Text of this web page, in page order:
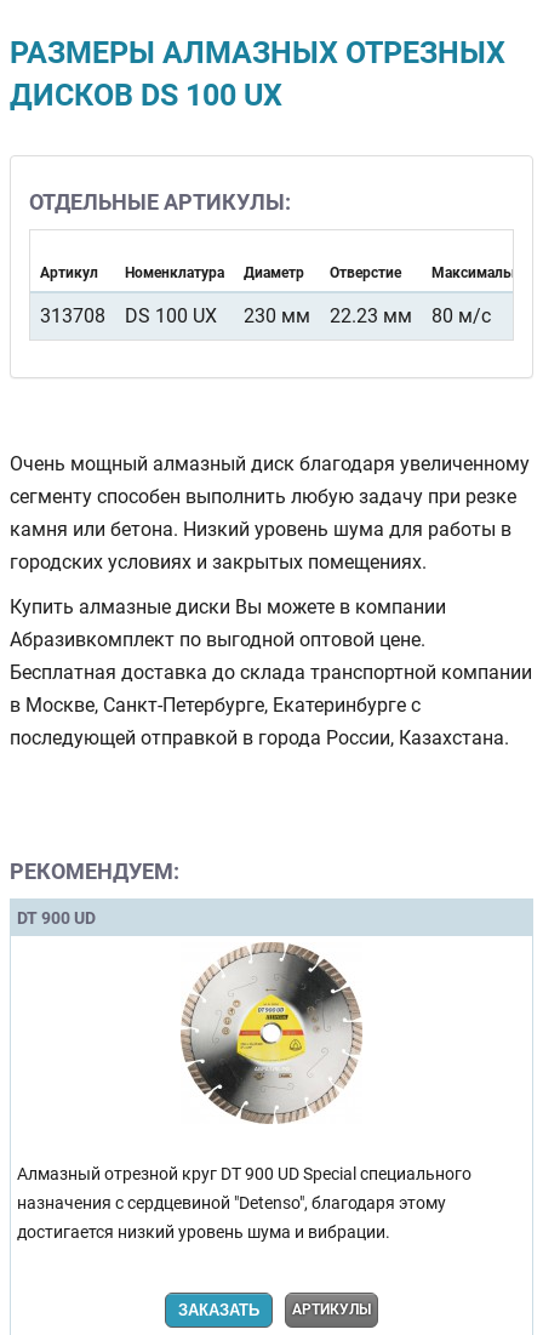
РАЗМЕРЫ АЛМАЗНЫХ ОТРЕЗНЫХ
ДИСКОВ DS 100 UX
ОТДЕЛЬНЫЕ АРТИКУЛЫ:
Артикул Номенклатура Диаметр Отверстие Максимальная
313708 DS 100 UX 230 мм 22.23 мм 80 м/с
Очень мощный алмазный диск благодаря увеличенному
сегменту способен выполнить любую задачу при резке
камня или бетона. Низкий уровень шума для работы в
городских условиях и закрытых помещениях.
Купить алмазные диски Вы можете в компании
Абразивкомплект по выгодной оптовой цене.
Бесплатная доставка до склада транспортной компании
в Москве, Санкт-Петербурге, Екатеринбурге с
последующей отправкой в города России, Казахстана.
РЕКОМЕНДУЕМ:
DT 900 UD
Алмазный отрезной круг DT 900 UD Special специального
назначения с сердцевиной "Detenso", благодаря этому
достигается низкий уровень шума и вибрации.
ЗАКАЗАТЬ АРТИКУЛЫ